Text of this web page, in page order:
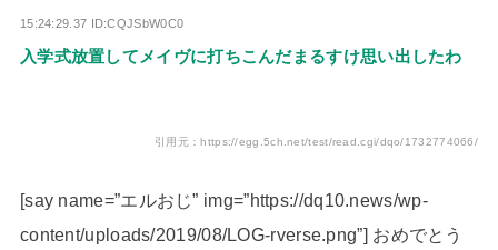
15:24:29.37 ID:CQJSbW0C0
入学式放置してメイヴに打ちこんだまるすけ思い出したわ
引用元：https://egg.5ch.net/test/read.cgi/dqo/1732774066/
[say name=”エルおじ” img=”https://dq10.news/wp-
content/uploads/2019/08/LOG-rverse.png”] おめでとう